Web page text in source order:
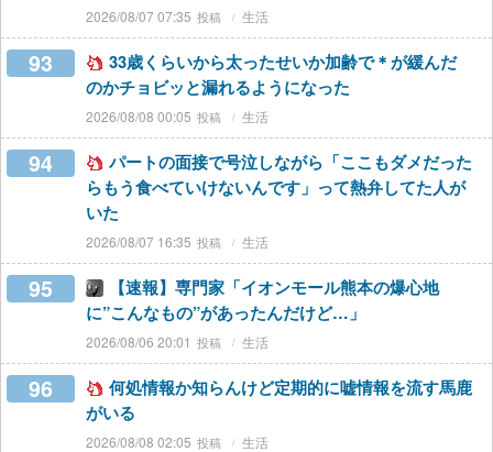
2026/08/07 07:35 生活
93
33歳くらいから太ったせいか加齢で＊が緩んだ
のかチョビッと漏れるようになった
2026/08/08 00:05 生活
94
パートの面接で号泣しながら「ここもダメだった
らもう食べていけないんです」って熱弁してた人が
いた
2026/08/07 16:35 生活
95
【速報】専門家「イオンモール熊本の爆心地
に”こんなもの”があったんだけど…」
2026/08/06 20:01 生活
96
何処情報か知らんけど定期的に嘘情報を流す馬鹿
がいる
2026/08/08 02:05 生活